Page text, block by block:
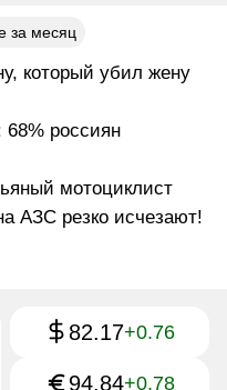
за месяц
который убил жену
россиян
мотоциклист
АЗС резко исчезают!
82.17+0.76
94.84+0.78